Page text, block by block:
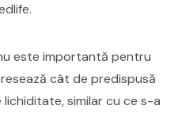
este importantă pentru
cât de predispusă
similar cu ce s-a